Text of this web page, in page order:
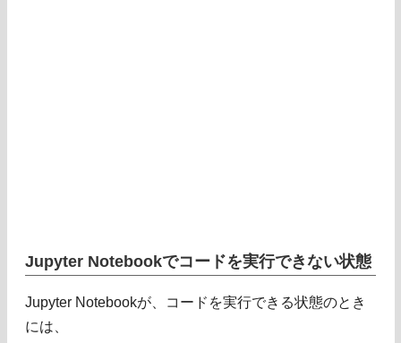
Jupyter Notebookでコードを実行できない状態
Jupyter Notebookが、コードを実行できる状態のとき
には、